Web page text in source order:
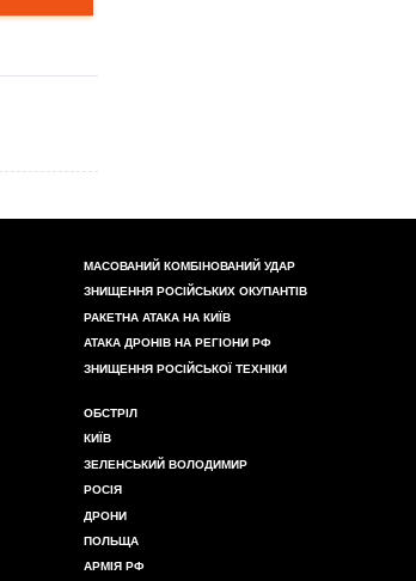
МАСОВАНИЙ КОМБІНОВАНИЙ УДАР
ЗНИЩЕННЯ РОСІЙСЬКИХ ОКУПАНТІВ
РАКЕТНА АТАКА НА КИЇВ
АТАКА ДРОНІВ НА РЕГІОНИ РФ
ЗНИЩЕННЯ РОСІЙСЬКОЇ ТЕХНІКИ
ОБСТРІЛ
КИЇВ
ЗЕЛЕНСЬКИЙ ВОЛОДИМИР
РОСІЯ
ДРОНИ
ПОЛЬЩА
АРМІЯ РФ